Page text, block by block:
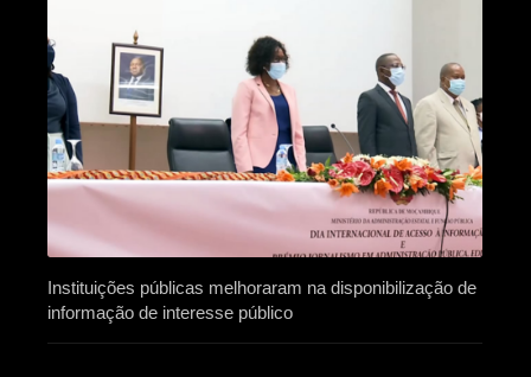
Instituições públicas melhoraram na disponibilização de
informação de interesse público